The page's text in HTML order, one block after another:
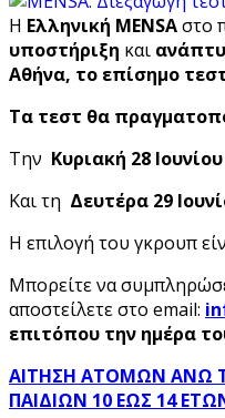
Η Ελληνική MENSAστο
υποστήριξη και
Αθήνα, το επίσημο
Τα τεστ θα
Την Κυριακή 28
Και τη Δευτέρα 29
Η επιλογή του γκρουπ
Μπορείτε να
αποστείλετε στο email:
επιτόπου την ημέρα
ΑΙΤΗΣΗ ΑΤΟΜΩΝ ΑΝΩ
ΠΑΙΔΙΩΝ 10 ΕΩΣ 14